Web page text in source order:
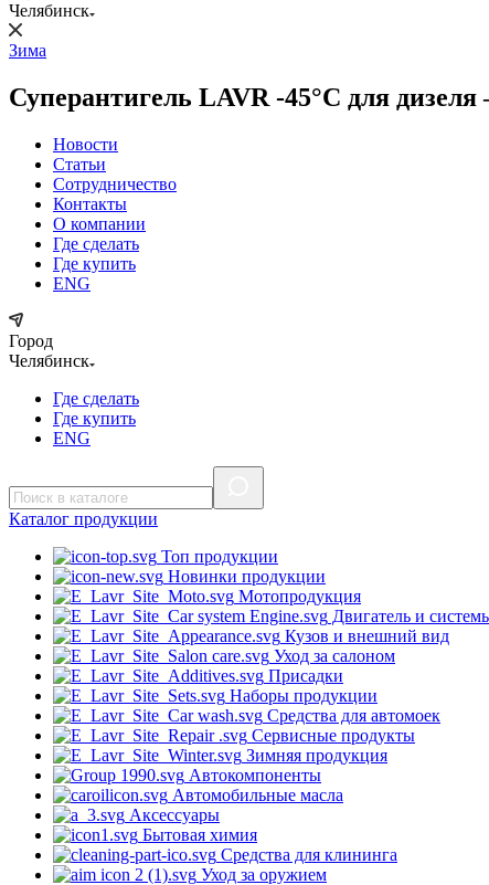
Челябинск
Зима
Суперантигель LAVR -45°C для дизеля
Новости
Статьи
Сотрудничество
Контакты
О компании
Где сделать
Где купить
ENG
Город
Челябинск
Где сделать
Где купить
ENG
Каталог продукции
Топ продукции
Новинки продукции
Мотопродукция
Двигатель и
Кузов и внешний вид
Уход за салоном
Присадки
Наборы продукции
Средства для автомоек
Сервисные продукты
Зимняя продукция
Автокомпоненты
Автомобильные масла
Аксессуары
Бытовая химия
Средства для клининга
Уход за оружием